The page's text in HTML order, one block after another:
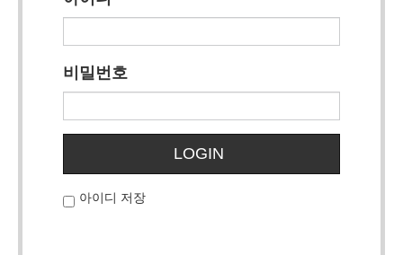
비밀번호
LOGIN
아이디 저장